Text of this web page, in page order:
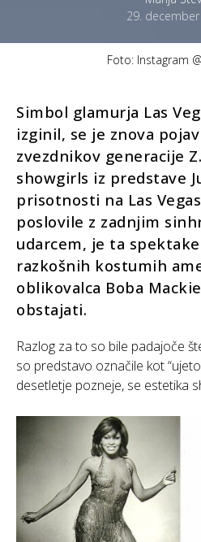
29.
Foto: Instagram
Simbol glamurja Las
izginil, se je znova
zvezdnikov generacije
showgirls iz predstave
prisotnosti na Las
poslovile z zadnjim
udarcem, je ta
razkošnih kostumih
oblikovalca Boba
obstajati.
Razlog za to so bile padajoče
so predstavo označile kot
desetletje pozneje, se estetika